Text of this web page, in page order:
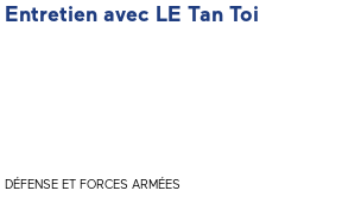
Entretien avec LE Tan Toi
DÉFENSE ET FORCES ARMÉES